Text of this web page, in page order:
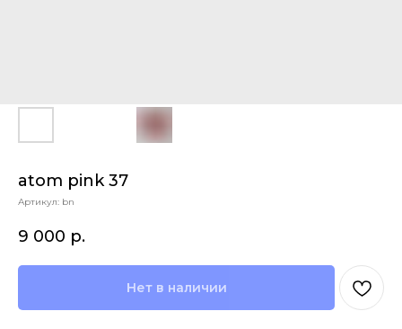
atom pink 37
Артикул: bn
9 000 р.
Нет в наличии